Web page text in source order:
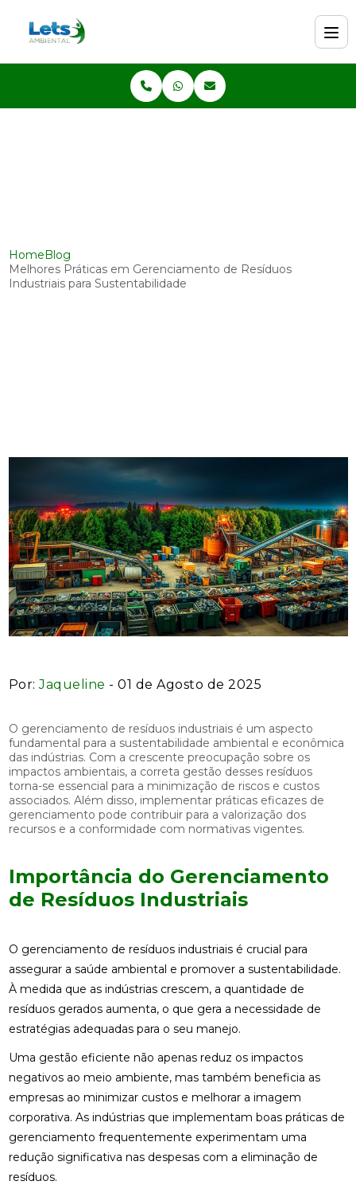
HomeBlog
Melhores Práticas em Gerenciamento de Resíduos
Industriais para Sustentabilidade
Por:Jaqueline - 01 de Agosto de 2025
O gerenciamento de resíduos industriais é um aspecto
fundamental para a sustentabilidade ambiental e econômica
das indústrias. Com a crescente preocupação sobre os
impactos ambientais, a correta gestão desses resíduos
torna-se essencial para a minimização de riscos e custos
associados. Além disso, implementar práticas eficazes de
gerenciamento pode contribuir para a valorização dos
recursos e a conformidade com normativas vigentes.
Importância do Gerenciamento
de Resíduos Industriais
O gerenciamento de resíduos industriais é crucial para
assegurar a saúde ambiental e promover a sustentabilidade.
À medida que as indústrias crescem, a quantidade de
resíduos gerados aumenta, o que gera a necessidade de
estratégias adequadas para o seu manejo.
Uma gestão eficiente não apenas reduz os impactos
negativos ao meio ambiente, mas também beneficia as
empresas ao minimizar custos e melhorar a imagem
corporativa. As indústrias que implementam boas práticas de
gerenciamento frequentemente experimentam uma
redução significativa nas despesas com a eliminação de
resíduos.